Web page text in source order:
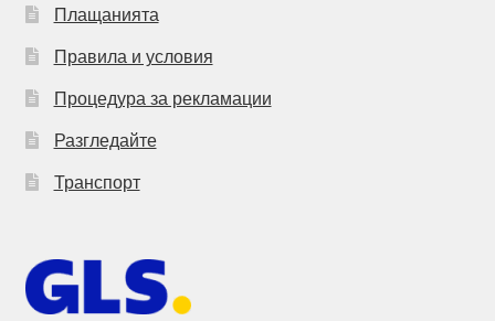
Плащанията
Правила и условия
Процедура за рекламации
Разгледайте
Транспорт